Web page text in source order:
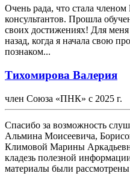
Очень рада, что стала
консультантов. Прошла
своих достижениях! Для
назад, когда я начала свою
познаком...
Тихомирова Валерия
член Союза «ПНК» с 2025 г.
Спасибо за возможность
Альмина Моисеевича,
Климовой Марины
кладезь полезной
материалы были рассмотрены